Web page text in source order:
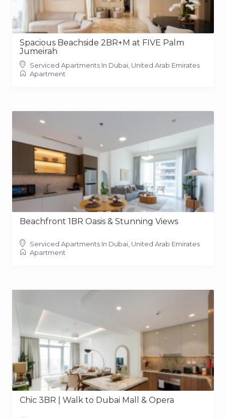
Spacious Beachside 2BR+M at FIVE Palm
Jumeirah
Serviced Apartments In Dubai, United Arab Emirates
Apartment
Beachfront 1BR Oasis & Stunning Views
Serviced Apartments In Dubai, United Arab Emirates
Apartment
Chic 3BR | Walk to Dubai Mall & Opera